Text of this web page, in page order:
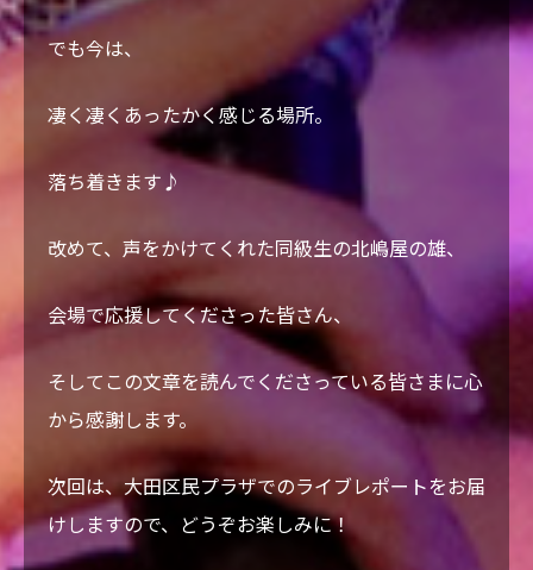
でも今は、
凄く凄くあったかく感じる場所。
落ち着きます♪
改めて、声をかけてくれた同級生の北嶋屋の雄、
会場で応援してくださった皆さん、
そしてこの文章を読んでくださっている皆さまに心
から感謝します。
次回は、大田区民プラザでのライブレポートをお届
けしますので、どうぞお楽しみに！